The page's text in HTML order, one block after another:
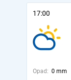
17:00
Opad: 0 mm